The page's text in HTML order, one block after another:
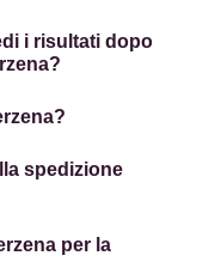
i risultati dopo
spedizione
per la